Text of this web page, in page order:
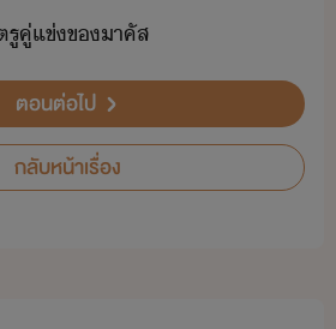
รู​คู่แข่​ข​าคัส
ตอนต่อไป
กลับหน้าเรื่อง